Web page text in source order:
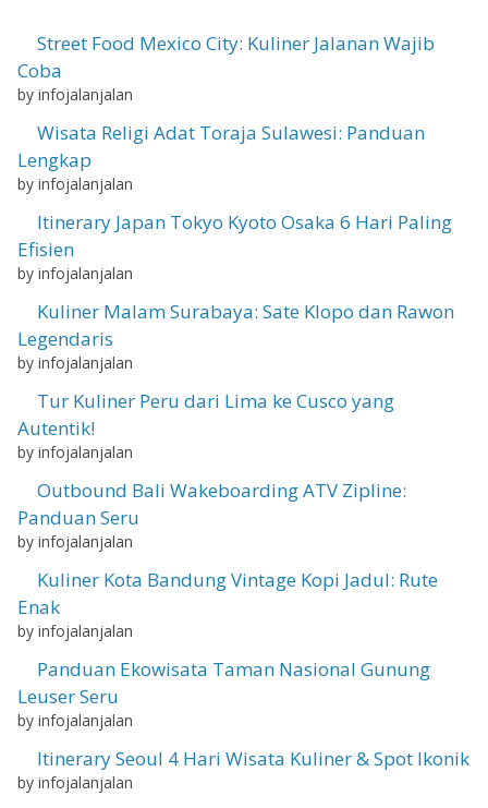
Street Food Mexico City: Kuliner Jalanan Wajib
Coba
by infojalanjalan
Wisata Religi Adat Toraja Sulawesi: Panduan
Lengkap
by infojalanjalan
Itinerary Japan Tokyo Kyoto Osaka 6 Hari Paling
Efisien
by infojalanjalan
Kuliner Malam Surabaya: Sate Klopo dan Rawon
Legendaris
by infojalanjalan
Tur Kuliner Peru dari Lima ke Cusco yang
Autentik!
by infojalanjalan
Outbound Bali Wakeboarding ATV Zipline:
Panduan Seru
by infojalanjalan
Kuliner Kota Bandung Vintage Kopi Jadul: Rute
Enak
by infojalanjalan
Panduan Ekowisata Taman Nasional Gunung
Leuser Seru
by infojalanjalan
Itinerary Seoul 4 Hari Wisata Kuliner & Spot Ikonik
by infojalanjalan